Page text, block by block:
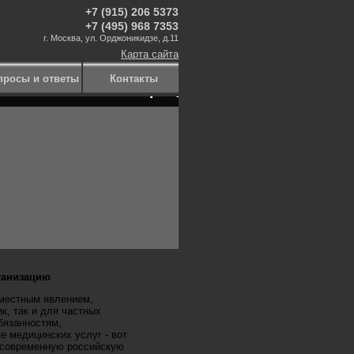
+7 (915) 206 5373
+7 (495) 968 7353
г. Москва, ул. Орджоникидзе, д.11
Карта сайта
и ответы Контакты
в производстве находится
явлением,
так и для частных
медицинских услуг - вот
российскую